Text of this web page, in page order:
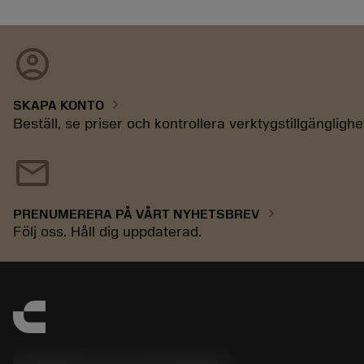
account_circle
SKAPA KONTO chevron_right
Beställ, se priser och kontrollera
mail
PRENUMERERA PÅ VÅRT NYHETSBREV chevron_right
Följ oss. Håll dig uppdaterad.